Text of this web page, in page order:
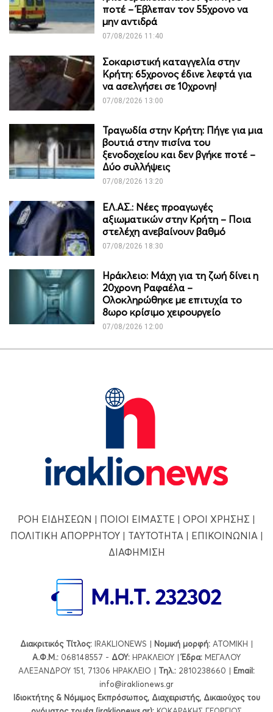
ποτέ – Έβλεπαν τον 55χρονο να
μην αντιδρά
07/08/2026 11:40
Σοκαριστική καταγγελία στην
Κρήτη: 65χρονος έδινε λεφτά για
να ασελγήσει σε 10χρονη!
07/08/2026 13:00
Τραγωδία στην Κρήτη: Πήγε για μια
βουτιά στην πισίνα του
ξενοδοχείου και δεν βγήκε ποτέ –
Δύο συλλήψεις
07/08/2026 13:20
ΕΛ.ΑΣ.: Νέες προαγωγές
αξιωματικών στην Κρήτη – Ποια
στελέχη ανεβαίνουν βαθμό
07/08/2026 18:30
Ηράκλειο: Μάχη για τη ζωή δίνει η
20χρονη Ραφαέλα –
Ολοκληρώθηκε με επιτυχία το
8ωρο κρίσιμο χειρουργείο
07/08/2026 12:00
ΡΟΗ ΕΙΔΗΣΕΩΝ | ΠΟΙΟΙ ΕΙΜΑΣΤΕ | ΟΡΟΙ ΧΡΗΣΗΣ |
ΠΟΛΙΤΙΚΗ ΑΠΟΡΡΗΤΟΥ| ΤΑΥΤΟΤΗΤΑ| ΕΠΙΚΟΙΝΩΝΙΑ|
ΔΙΑΦΗΜΙΣΗ
Διακριτικός Τίτλος: IRAKLIONEWS | Νομική μορφή: ΑΤΟΜΙΚΗ |
Α.Φ.Μ.: 068148557 - ΔΟΥ: ΗΡΑΚΛΕΙΟΥ |Έδρα: ΜΕΓΑΛΟΥ
ΑΛΕΞΑΝΔΡΟΥ 151, 71306 ΗΡΑΚΛΕΙΟ | Τηλ.: 2810238660 | Εmail:
info@iraklionews.gr
Ιδιοκτήτης & Νόμιμος Εκπρόσωπος, Διαχειριστής, Δικαιούχος του